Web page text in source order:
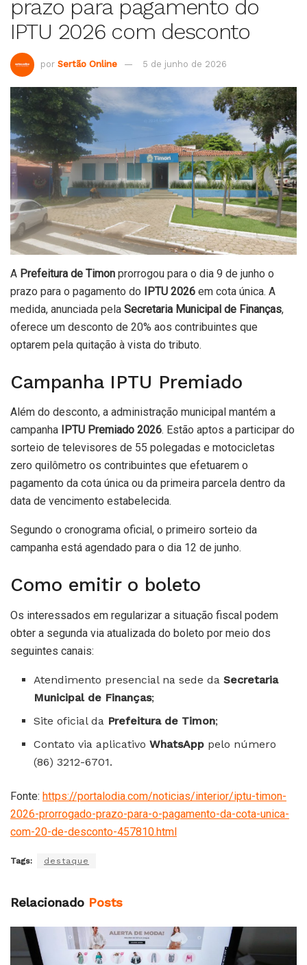
prazo para pagamento do
IPTU 2026 com desconto
por Sertão Online 5 de junho de 2026
A Prefeitura de Timon prorrogou para o dia 9 de junho o
prazo para o pagamento do IPTU 2026 em cota única. A
medida, anunciada pela Secretaria Municipal de Finanças,
oferece um desconto de 20% aos contribuintes que
optarem pela quitação à vista do tributo.
Campanha IPTU Premiado
Além do desconto, a administração municipal mantém a
campanha
IPTU Premiado 2026. Estão aptos a participar do
sorteio de televisores de 55 polegadas e motocicletas
zero quilômetro os contribuintes que efetuarem o
pagamento da cota única ou da primeira parcela dentro da
data de vencimento estabelecida.
Segundo o cronograma oficial, o primeiro sorteio da
campanha está agendado para o dia 12 de junho.
Como emitir o boleto
Os interessados em regularizar a situação fiscal podem
obter a segunda via atualizada do boleto por meio dos
seguintes canais:
Atendimento presencial na sede daSecretaria
Municipal de Finanças;
Site oficial da Prefeitura de Timon;
Contato via aplicativoWhatsApp pelo número
(86) 3212-6701.
Fonte: https://portalodia.com/noticias/interior/iptu-timon-
2026-prorrogado-prazo-para-o-pagamento-da-cota-unica-
com-20-de-desconto-457810.html
Tags: destaque
Relacionado Posts